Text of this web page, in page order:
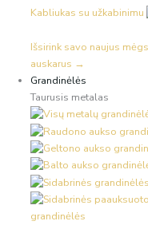
Kabliukas su užkabinimu
Išsirink savo naujus
auskarus →
Grandinėlės
Taurusis metalas
grandinėlės